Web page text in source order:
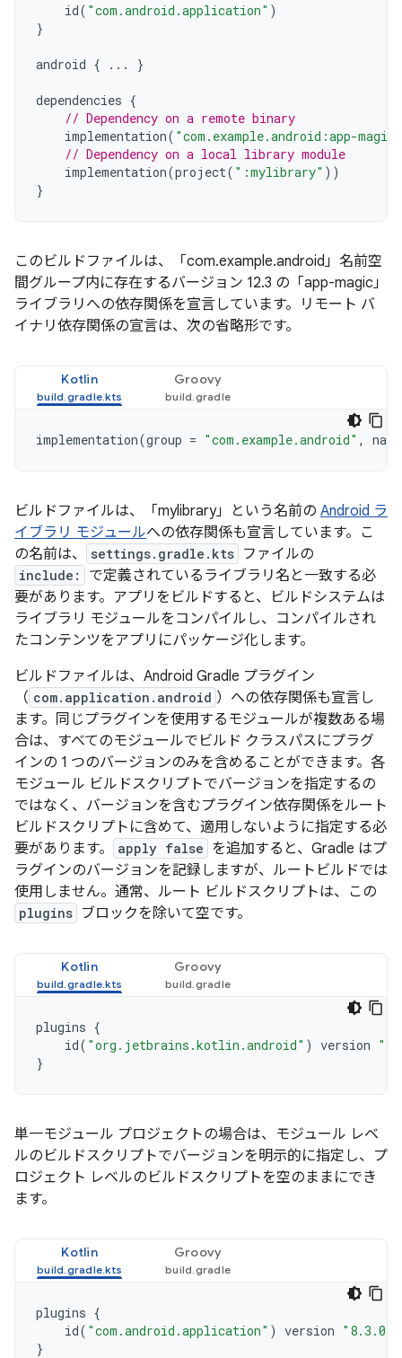
id( "com.android.application" )
}
android { ... }
dependencies {
// Dependency on a remote binary
implementation( "com.example.android:app-
// Dependency on a local library module
implementation(project( ":mylibrary" ))
}
このビルドファイルは、「com.example.android」名前空
間グループ内に存在するバージョン 12.3 の「app-magic」
ライブラリへの依存関係を宣言しています。リモート バ
イナリ依存関係の宣言は、次の省略形です。
Kotlin Groovy
implementation(group = "com.example.android" , name
ビルドファイルは、「mylibrary」という名前の Android ラ
イブラリ モジュールへの依存関係も宣言しています。こ
の名前は、
settings.gradle.kts ファイルの
include:
で定義されているライブラリ名と一致する必
要があります。アプリをビルドすると、ビルドシステムは
ライブラリ モジュールをコンパイルし、コンパイルされ
たコンテンツをアプリにパッケージ化します。
ビルドファイルは、Android Gradle プラグイン
（ com.application.android ）への依存関係も宣言し
ます。同じプラグインを使用するモジュールが複数ある場
合は、すべてのモジュールでビルド クラスパスにプラグ
インの 1 つのバージョンのみを含めることができます。各
モジュール ビルドスクリプトでバージョンを指定するの
ではなく、バージョンを含むプラグイン依存関係をルート
ビルドスクリプトに含めて、適用しないように指定する必
要があります。
apply false を追加すると、Gradle はプ
ラグインのバージョンを記録しますが、ルートビルドでは
使用しません。通常、ルート ビルドスクリプトは、この
plugins ブロックを除いて空です。
Kotlin Groovy
plugins {
id( "org.jetbrains.kotlin.android" ) version
}
単一モジュール プロジェクトの場合は、モジュール レベ
ルのビルドスクリプトでバージョンを明示的に指定し、プ
ロジェクト レベルのビルドスクリプトを空のままにでき
ます。
Kotlin Groovy
plugins {
id( "com.android.application" ) version "8.3.0"
}